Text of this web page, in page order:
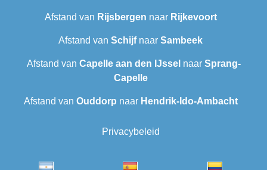
Afstand van Rijsbergen naar Rijkevoort
Afstand van Schijfnaar Sambeek
Afstand van Capelle aan den IJssel naar Sprang-
Capelle
Afstand van Ouddorp naar Hendrik-Ido-Ambacht
Privacybeleid